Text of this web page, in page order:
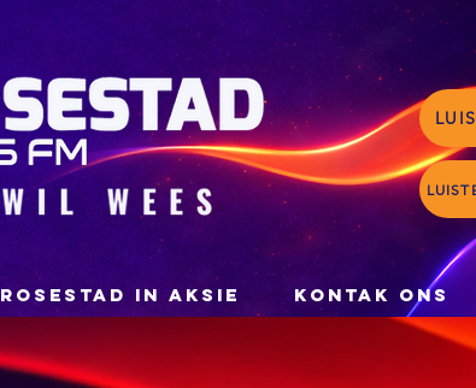
ROSESTAD IN AKSIE KONTAK ONS